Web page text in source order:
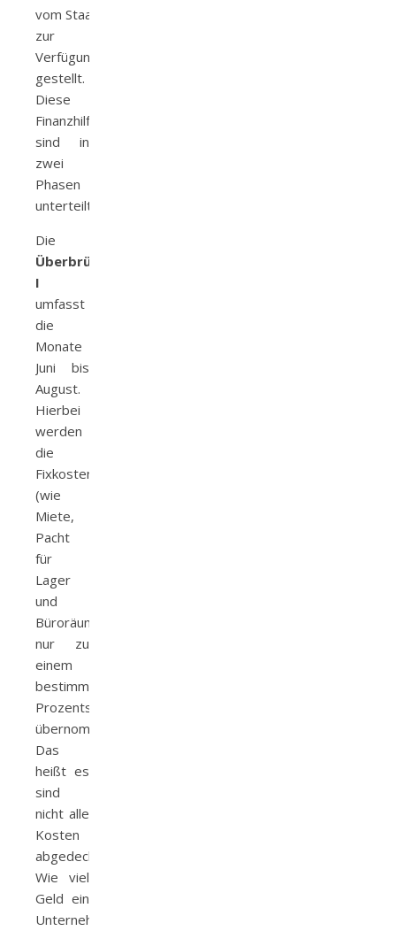
vom Staat
zur
Verfügung
gestellt.
Diese
Finanzhilfen
sind in
zwei
Phasen
unterteilt:
Die
Überbrückungshilfe
I
umfasst
die
Monate
Juni bis
August.
Hierbei
werden
die
Fixkosten
(wie
Miete,
Pacht
für
Lager
und
Büroräume)
nur zu
einem
bestimmten
Prozentsatz
übernommen.
Das
heißt es
sind
nicht alle
Kosten
abgedeckt.
Wie viel
Geld ein
Unternehmen